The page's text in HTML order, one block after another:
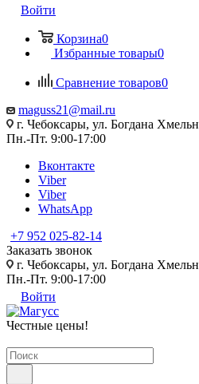
Войти
Корзина0
Избранные товары0
Сравнение товаров0
maguss21@mail.ru
г. Чебоксары, ул. Богдана
Пн.-Пт. 9:00-17:00
Вконтакте
Viber
Viber
WhatsApp
+7 952 025-82-14
Заказать звонок
г. Чебоксары, ул. Богдана
Пн.-Пт. 9:00-17:00
Войти
Честные цены!